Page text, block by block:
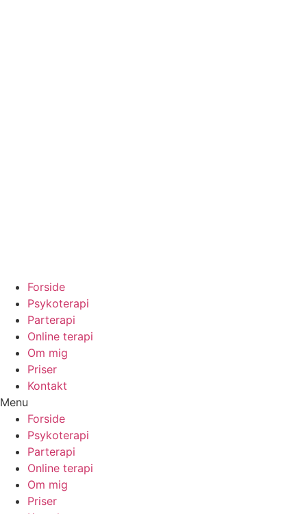
Forside
Psykoterapi
Parterapi
Online terapi
Om mig
Priser
Kontakt
Menu
Forside
Psykoterapi
Parterapi
Online terapi
Om mig
Priser